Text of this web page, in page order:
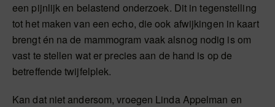
een pijnlijk en belastend onderzoek. Dit in tegenstelling
tot het maken van een echo, die ook afwijkingen in kaart
brengt én na de mammogram vaak alsnog nodig is om
vast te stellen wat er precies aan de hand is op de
betreffende twijfelplek.
Kan dat niet andersom, vroegen Linda Appelman en